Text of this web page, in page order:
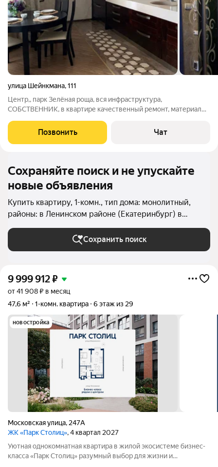
улица Шейнкмана,111
Центр,, парк Зелёная роща, вся инфраструктура,
СОБСТВЕННИК, в квартире качественный ремонт, материалы
сигнализация, УСЛУГ РИЭЛТОРА НЕ НУЖНЫ.
Позвонить Чат
Сохраняйте поиск и не упускайте
новые объявления
Купить квартиру, 1-комн., тип дома: монолитный,
районы: в Ленинском районе (Екатеринбург) в
Екатеринбурге
Сохранить поиск
9 999 912₽
от 41 908 ₽ в месяц
47,6 м²
1-комн. квартира 6 этаж из 29
новостройка
Московская улица, 247А
ЖК «Парк Столиц», 4 квартал 2027
Уютная однокомнатная квартира в жилой экосистеме бизнес-
класса «Парк Столиц» разумный выбор для жизни и